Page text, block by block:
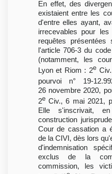
En effet, des
existaient entre les
d'entre elles ayant,
irrecevables pour
requêtes
l'article 706-3 du
(notamment, les
Lyon et Riom : 2e
pourvoi n° 19-
26 novembre 2020,
2eCiv., 6 mai 2021,
Elle s'inscrivait,
construction
Cour de cassation a
de la CIVI, dès lors
d'indemnisation
exclus de la
commission, les